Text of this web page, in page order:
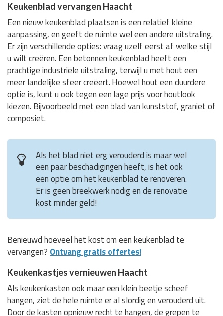
Keukenblad vervangen Haacht
Een nieuw keukenblad plaatsen is een relatief kleine
aanpassing, en geeft de ruimte wel een andere uitstraling.
Er zijn verschillende opties: vraag uzelf eerst af welke stijl
u wilt creëren. Een betonnen keukenblad heeft een
prachtige industriële uitstraling, terwijl u met hout een
meer landelijke sfeer creëert. Hoewel hout een duurdere
optie is, kunt u ook tegen een lage prijs voor houtlook
kiezen. Bijvoorbeeld met een blad van kunststof, graniet of
composiet.
Als het blad niet erg verouderd is maar wel
een paar beschadigingen heeft, is het ook
een optie om het keukenblad te renoveren.
Er is geen breekwerk nodig en de renovatie
kost minder geld!
Benieuwd hoeveel het kost om een keukenblad te
vervangen? Ontvang gratis offertes!
Keukenkastjes vernieuwen Haacht
Als keukenkasten ook maar een klein beetje scheef
hangen, ziet de hele ruimte er al slordig en verouderd uit.
Door de kasten opnieuw recht te hangen, de grepen te